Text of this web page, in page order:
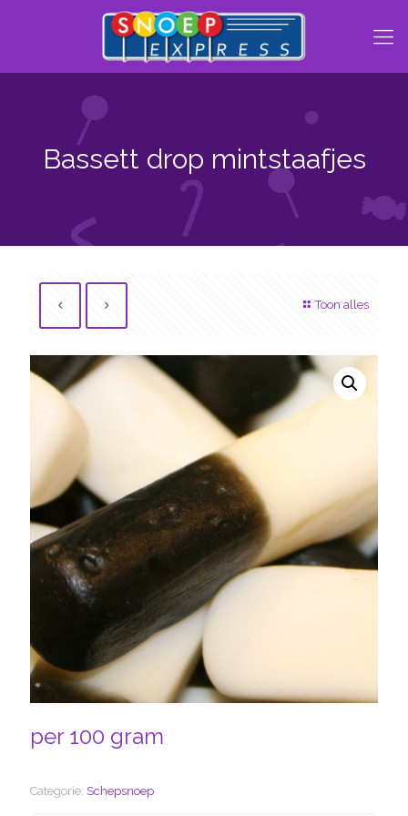
Bassett drop mintstaafjes
Toon alles
per 100 gram
Categorie: Schepsnoep